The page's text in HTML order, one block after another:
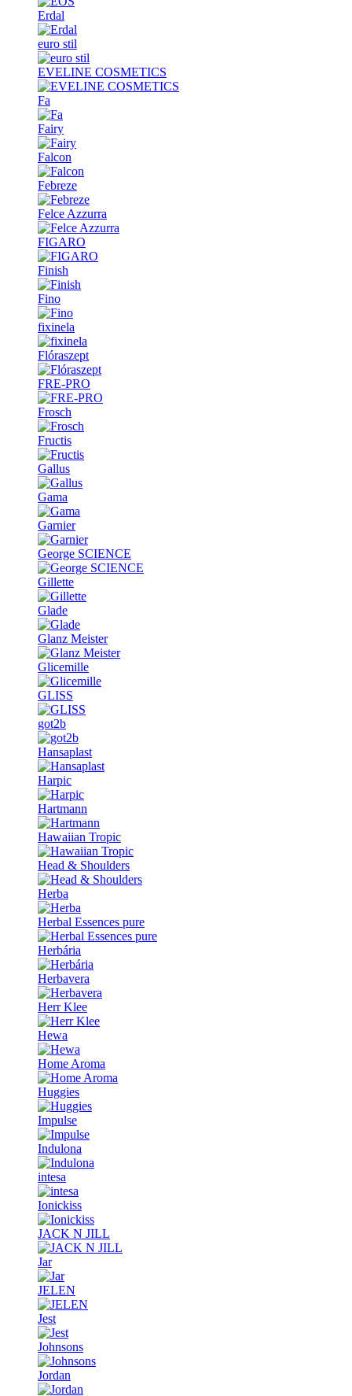
Erdal
euro stil
EVELINE COSMETICS
Fa
Fairy
Falcon
Febreze
Felce Azzurra
FIGARO
Finish
Fino
fixinela
Flóraszept
FRE-PRO
Frosch
Fructis
Gallus
Gama
Garnier
George SCIENCE
Gillette
Glade
Glanz Meister
Glicemille
GLISS
got2b
Hansaplast
Harpic
Hartmann
Hawaiian Tropic
Head & Shoulders
Herba
Herbal Essences pure
Herbária
Herbavera
Herr Klee
Hewa
Home Aroma
Huggies
Impulse
Indulona
intesa
Ionickiss
JACK N JILL
Jar
JELEN
Jest
Johnsons
Jordan